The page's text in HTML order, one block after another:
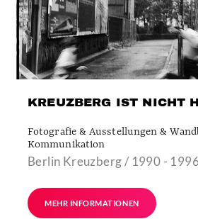
KREUZBERG IST NICHT
Fotografie & Ausstellungen &
Kommunikation
Berlin Kreuzberg / 1990 - 1996
MEHR INFORMATIONEN